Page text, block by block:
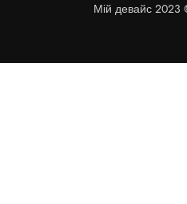
Мій девайс 2023